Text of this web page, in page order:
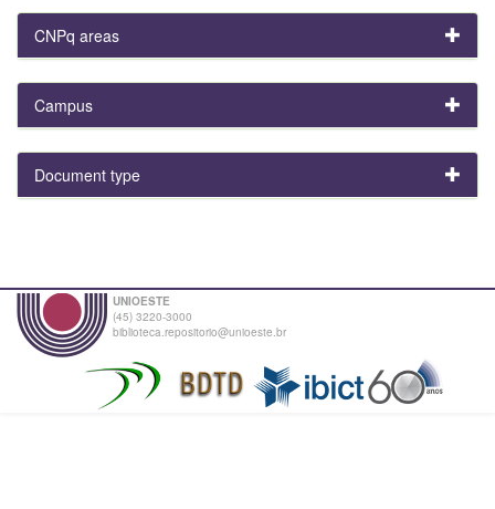
CNPq areas
Campus
Document type
UNIOESTE
(45) 3220-3000
biblioteca.repositorio@unioeste.br